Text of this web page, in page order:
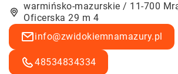
warmińsko-mazurskie / 11-700
Oficerska 29 m 4
info@zwidokiemnamazury.pl
48534834334